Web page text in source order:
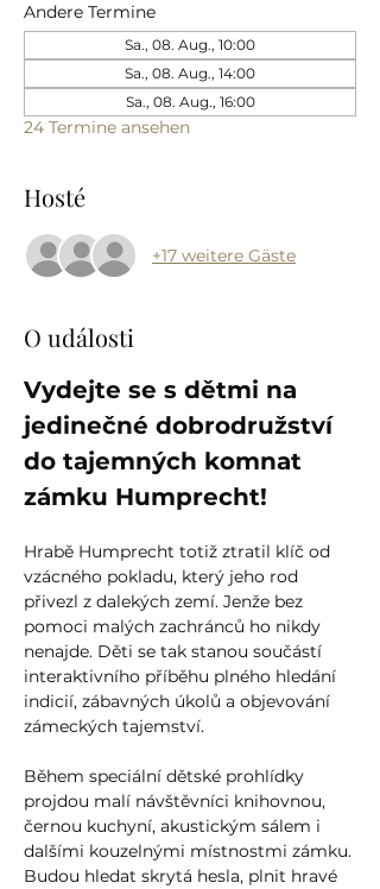
Andere Termine
Sa., 08. Aug., 10:00
Sa., 08. Aug., 14:00
Sa., 08. Aug., 16:00
24 Termine ansehen
Hosté
+17 weitere Gäste
O události
Vydejte se s dětmi na
jedinečné dobrodružství
do tajemných komnat
zámku Humprecht!
Hrabě Humprecht totiž ztratil klíč od
vzácného pokladu, který jeho rod
přivezl z dalekých zemí. Jenže bez
pomoci malých zachránců ho nikdy
nenajde. Děti se tak stanou součástí
interaktivního příběhu plného hledání
indicií, zábavných úkolů a objevování
zámeckých tajemství.
Během speciální dětské prohlídky
projdou malí návštěvníci knihovnou,
černou kuchyní, akustickým sálem i
dalšími kouzelnými místnostmi zámku.
Budou hledat skrytá hesla, plnit hravé